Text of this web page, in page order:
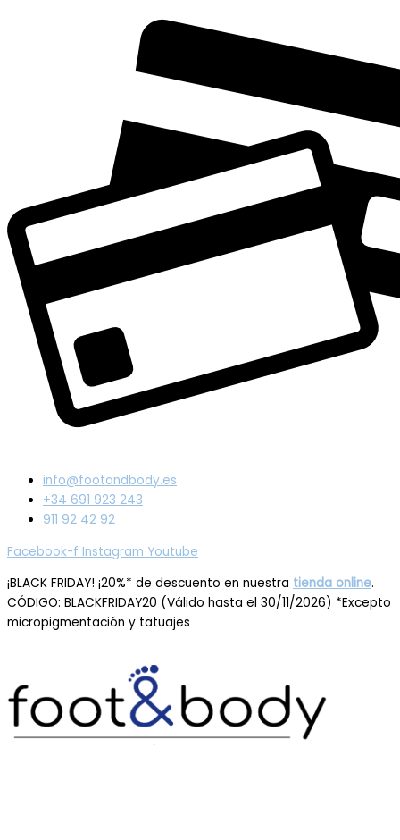
info@footandbody.es
+34 691 923 243
911 92 42 92
Facebook-f Instagram Youtube
¡BLACK FRIDAY! ¡20%* de descuento en nuestra tienda online.
CÓDIGO: BLACKFRIDAY20 (Válido hasta el 30/11/2026) *Excepto
micropigmentación y tatuajes